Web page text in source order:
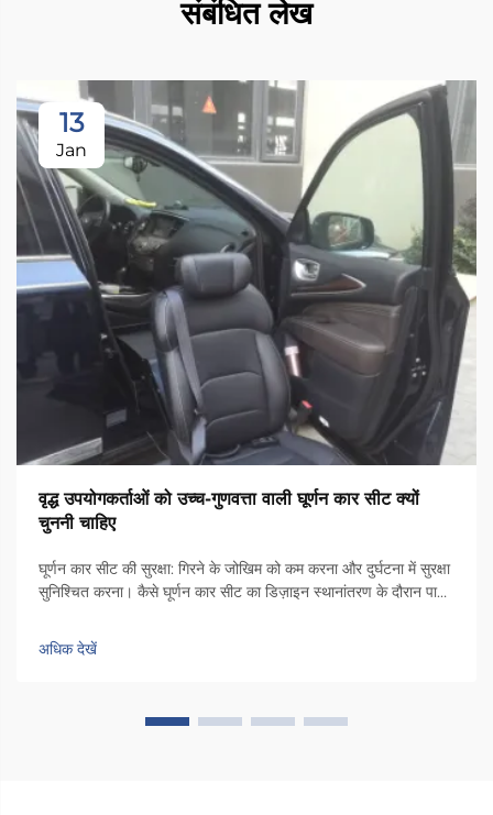
संबंधित लेख
13
Jan
वृद्ध उपयोगकर्ताओं को उच्च-गुणवत्ता वाली घूर्णन कार सीट क्यों
चुननी चाहिए
घूर्णन कार सीट की सुरक्षा: गिरने के जोखिम को कम करना और दुर्घटना में सुरक्षा
सुनिश्चित करना। कैसे घूर्णन कार सीट का डिज़ाइन स्थानांतरण के दौरान पार्श्व
दरवाजे के किनारे की ओर 90 डिग्री तक घुमाता है, ताकि लोग...
अधिक देखें